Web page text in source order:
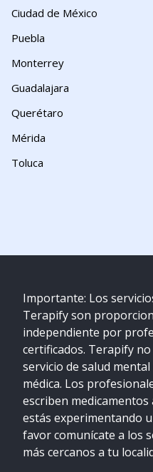
Ciudad de México
Puebla
Monterrey
Guadalajara
Querétaro
Mérida
Toluca
Importante: Los
Terapify son
independiente por
certificados. Terapify
servicio de salud
médica. Los
escriben medicamentos
estás experimentando
favor comunícate a los
más cercanos a tu